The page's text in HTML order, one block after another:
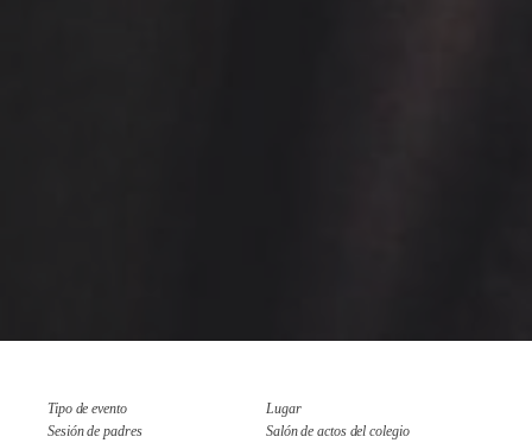
Tipo de evento
Sesión de padres
Lugar
Salón de actos del colegio